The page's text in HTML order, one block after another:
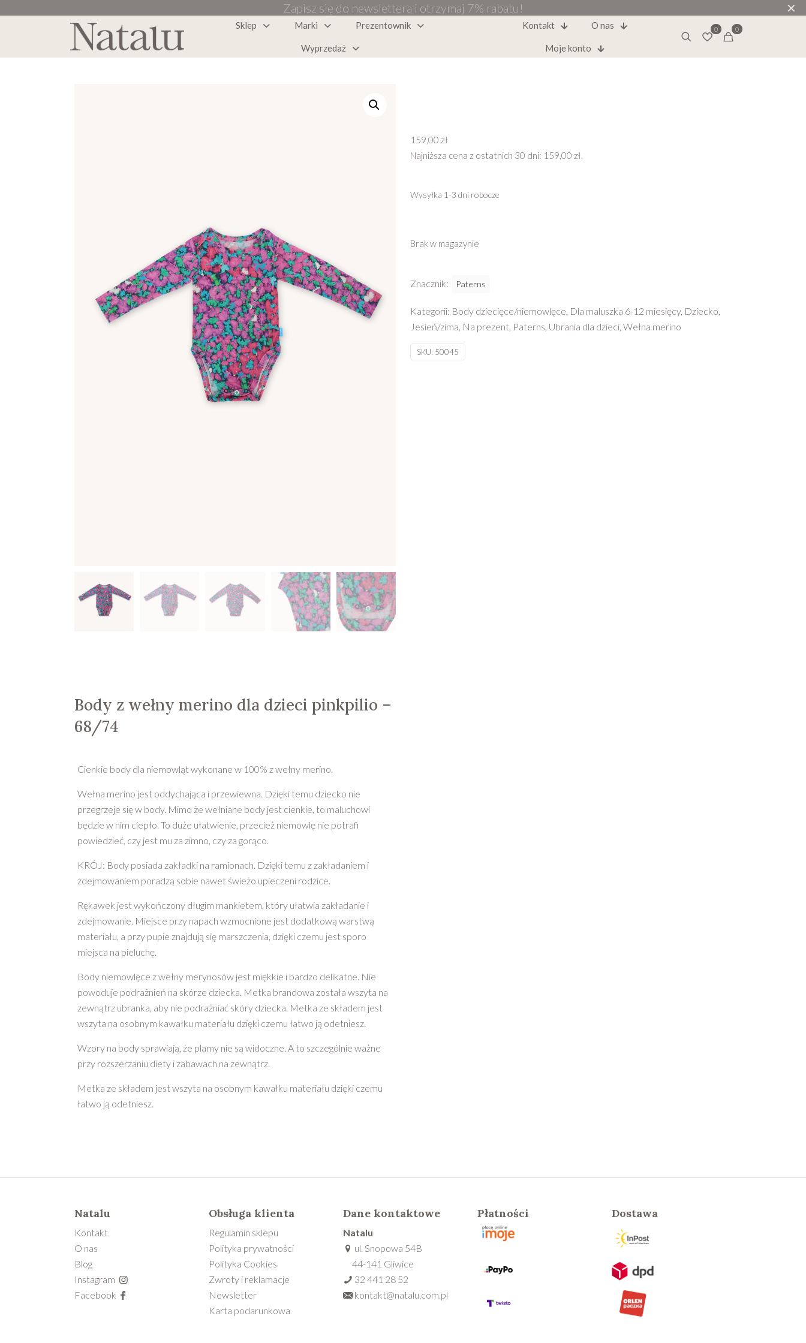
Zapisz się do newslettera i otrzymaj 7% rabatu! ✕
Sklep Marki Prezentownik
Wyprzedaż
Kontakt O nas
Moje konto
0 0
Body z wełny merino dla dzieci pinkpilio –
68/74
Cienkie body dla niemowląt wykonane w 100% z wełny merino.
Wełna merino jest oddychająca i przewiewna. Dzięki temu dziecko nie
przegrzeje się w body. Mimo że wełniane body jest cienkie, to maluchowi
będzie w nim ciepło. To duże ułatwienie, przecież niemowlę nie potrafi
powiedzieć, czy jest mu za zimno, czy za gorąco.
KRÓJ: Body posiada zakładki na ramionach. Dzięki temu z zakładaniem i
zdejmowaniem poradzą sobie nawet świeżo upieczeni rodzice.
Rękawek jest wykończony długim mankietem, który ułatwia zakładanie i
zdejmowanie. Miejsce przy napach wzmocnione jest dodatkową warstwą
materiału, a przy pupie znajdują się marszczenia, dzięki czemu jest sporo
miejsca na pieluchę.
Body niemowlęce z wełny merynosów jest miękkie i bardzo delikatne. Nie
powoduje podrażnień na skórze dziecka. Metka brandowa została wszyta na
zewnątrz ubranka, aby nie podrażniać skóry dziecka. Metka ze składem jest
wszyta na osobnym kawałku materiału dzięki czemu łatwo ją odetniesz.
Wzory na body sprawiają, że plamy nie są widoczne. A to szczególnie ważne
przy rozszerzaniu diety i zabawach na zewnątrz.
Metka ze składem jest wszyta na osobnym kawałku materiału dzięki czemu
łatwo ją odetniesz.
159,00 zł
Najniższa cena z ostatnich 30 dni: 159,00 zł.
Wysyłka 1-3 dni robocze
Brak w magazynie
Znacznik: Paterns
Kategorii: Body dziecięce/niemowlęce, Dla maluszka 6-12 miesięcy, Dziecko,
Jesień/zima, Na prezent, Paterns, Ubrania dla dzieci, Wełna merino
SKU: 50045
Natalu
Kontakt
O nas
Blog
Instagram
Facebook
Obsługa klienta
Regulamin sklepu
Polityka prywatności
Polityka Cookies
Zwroty i reklamacje
Newsletter
Karta podarunkowa
Dane kontaktowe
Natalu
ul. Snopowa 54B
44-141 Gliwice
32 441 28 52
kontakt@natalu.com.pl
Płatności Dostawa